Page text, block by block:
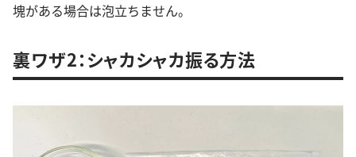
塊がある場合は泡立ちません。
裏ワザ2：シャカシャカ振る方法